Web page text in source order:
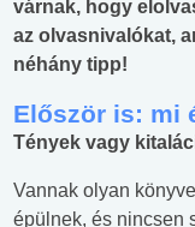
várnak, hogy
az olvasnivalókat,
néhány tipp!
Először is: mi
Tények vagy
Vannak olyan
épülnek, és nincsen